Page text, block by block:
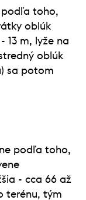
podľa toho,
oblúk
13 m, lyže na
oblúk
sa potom
podľa toho,
- cca 66 až
terénu, tým